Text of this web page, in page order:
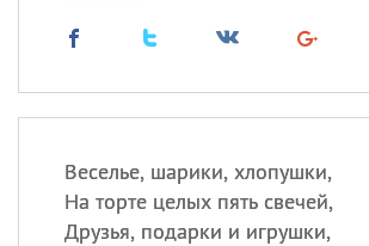
Веселье, шарики, хлопушки,
На торте целых пять свечей,
Друзья, подарки и игрушки,